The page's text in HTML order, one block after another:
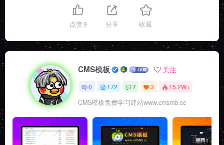
点赞9 分享 收藏
CMS模板 关注
0 172 7 3 15.2W+
CMS模板免费学习建站www.cmsmb.cc